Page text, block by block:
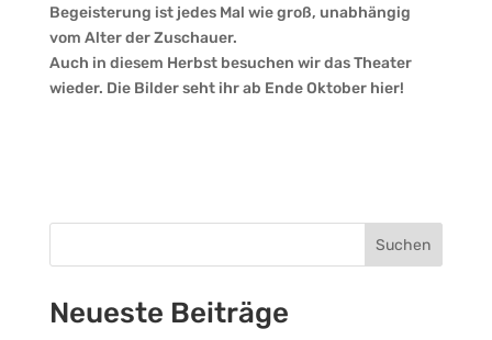
Begeisterung ist jedes Mal wie groß, unabhängig
vom Alter der Zuschauer.
Auch in diesem Herbst besuchen wir das Theater
wieder. Die Bilder seht ihr ab Ende Oktober hier!
Suchen
Neueste Beiträge